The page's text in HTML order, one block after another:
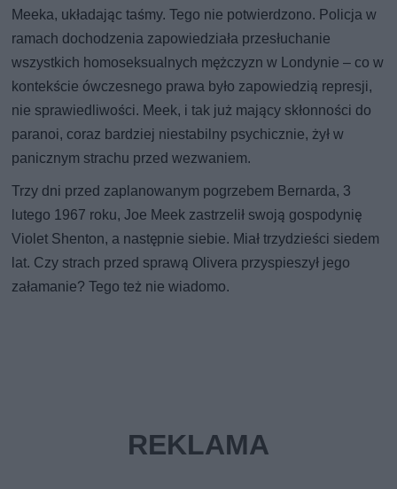
Meeka, układając taśmy. Tego nie potwierdzono. Policja w
ramach dochodzenia zapowiedziała przesłuchanie
wszystkich homoseksualnych mężczyzn w Londynie – co w
kontekście ówczesnego prawa było zapowiedzią represji,
nie sprawiedliwości. Meek, i tak już mający skłonności do
paranoi, coraz bardziej niestabilny psychicznie, żył w
panicznym strachu przed wezwaniem.
Trzy dni przed zaplanowanym pogrzebem Bernarda, 3
lutego 1967 roku, Joe Meek zastrzelił swoją gospodynię
Violet Shenton, a następnie siebie. Miał trzydzieści siedem
lat. Czy strach przed sprawą Olivera przyspieszył jego
załamanie? Tego też nie wiadomo.